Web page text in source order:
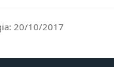
20/10/2017